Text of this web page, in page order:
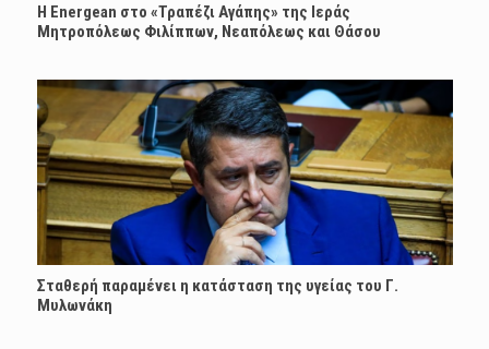
H Energean στο «Τραπέζι Αγάπης» της Ιεράς
Μητροπόλεως Φιλίππων, Νεαπόλεως και Θάσου
Σταθερή παραμένει η κατάσταση της υγείας του Γ.
Μυλωνάκη